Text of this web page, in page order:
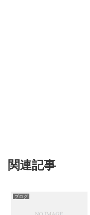
関連記事
ブログ